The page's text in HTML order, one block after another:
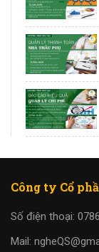
Công ty Cổ
Số điện thoại:
Mail: